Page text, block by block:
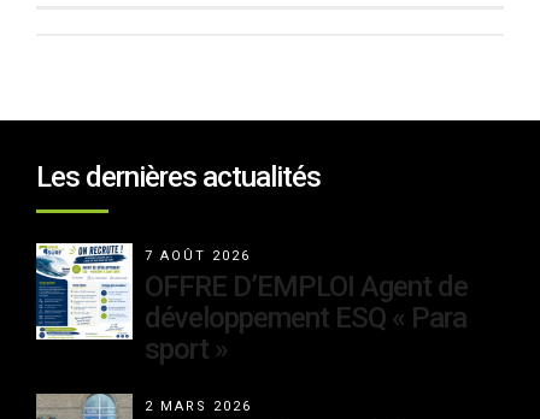
Les dernières actualités
7 AOÛT 2026
OFFRE D’EMPLOI Agent de
développement ESQ « Para
sport »
2 MARS 2026